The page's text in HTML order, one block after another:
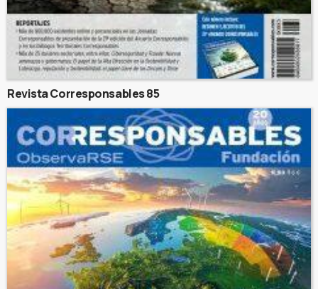
Revista Corresponsables 85